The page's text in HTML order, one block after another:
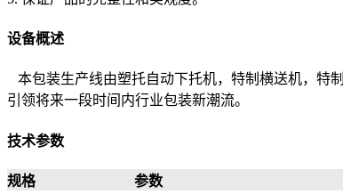
设备概述
本包装生产线由塑托自动下托机，特制横送机，特
引领将来一段时间内行业包装新潮流。
技术参数
规格 参数